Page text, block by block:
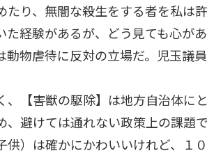
たり、無闇な殺生をする者を私は
た経験があるが、どう見ても心が
動物虐待に反対の立場だ。児玉議
、【害獣の駆除】は地方自治体に
、避けては通れない政策上の課題
供）は確かにかわいいけれど、１